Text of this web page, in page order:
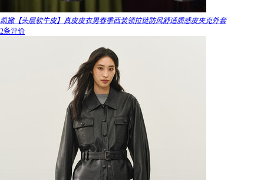
凯撒【头层软牛皮】真皮皮衣男春季西装领拉链防风舒适质感皮夹克外套
2条评价